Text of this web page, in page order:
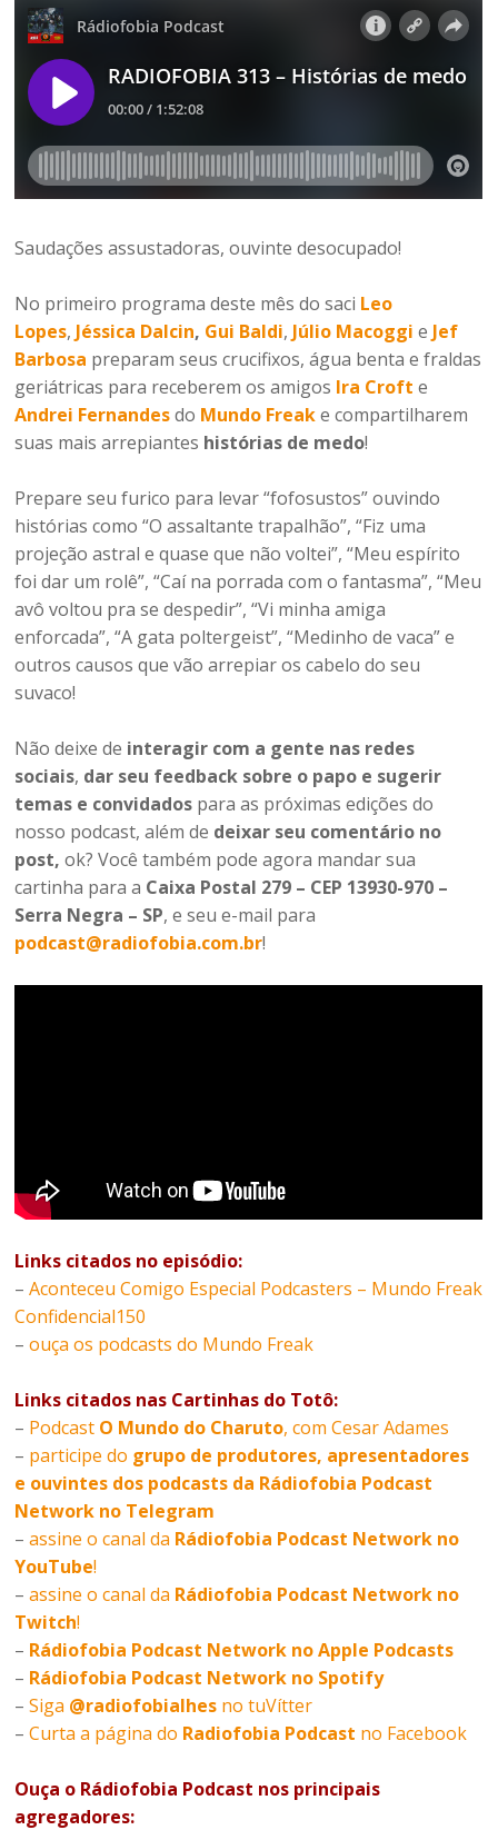
Saudações assustadoras, ouvinte desocupado!
No primeiro programa deste mês do saci Leo
Lopes, Jéssica Dalcin, Gui Baldi, Júlio Macoggi e Jef
Barbosa preparam seus crucifixos, água benta e fraldas
geriátricas para receberem os amigos Ira Croft e
Andrei Fernandesdo Mundo Freake compartilharem
suas mais arrepiantes histórias de medo!
Prepare seu furico para levar “fofosustos” ouvindo
histórias como “O assaltante trapalhão”, “Fiz uma
projeção astral e quase que não voltei”, “Meu espírito
foi dar um rolê”, “Caí na porrada com o fantasma”, “Meu
avô voltou pra se despedir”, “Vi minha amiga
enforcada”, “A gata poltergeist”, “Medinho de vaca” e
outros causos que vão arrepiar os cabelo do seu
suvaco!
Não deixe de interagir com a gente nas redes
sociais, dar seu feedback sobre o papo e sugerir
temas e convidados para as próximas edições do
nosso podcast, além de deixar seu comentário no
post, ok? Você também pode agora mandar sua
cartinha para a Caixa Postal 279 – CEP 13930-970 –
Serra Negra – SP, e seu e-mail para
podcast@radiofobia.com.br!
Links citados no episódio:
–Aconteceu Comigo Especial Podcasters – Mundo Freak
Confidencial150
–ouça os podcasts do Mundo Freak
Links citados nas Cartinhas do Totô:
– Podcast O Mundo do Charuto, com Cesar Adames
– participe do grupo de produtores, apresentadores
e ouvintes dos podcasts da Rádiofobia Podcast
Network no Telegram
–assine o canal da Rádiofobia Podcast Network no
YouTube!
–assine o canal da Rádiofobia Podcast Network no
Twitch!
– Rádiofobia Podcast Network no Apple Podcasts
– Rádiofobia Podcast Network no Spotify
–Siga @radiofobialhes no tuVítter
–Curta a página do Radiofobia Podcast no Facebook
Ouça o Rádiofobia Podcast nos principais
agregadores: